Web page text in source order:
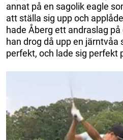
annat på en sagolik eagle
att ställa sig upp och
hade Åberg ett andraslag
han drog då upp en järntvåa
perfekt, och lade sig perfekt